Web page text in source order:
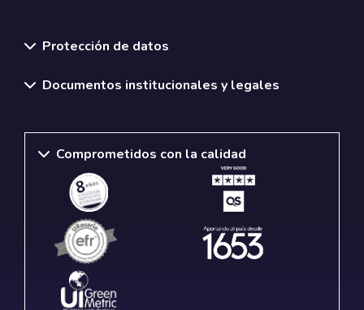
Protección de datos
Documentos institucionales y legales
Comprometidos con la calidad